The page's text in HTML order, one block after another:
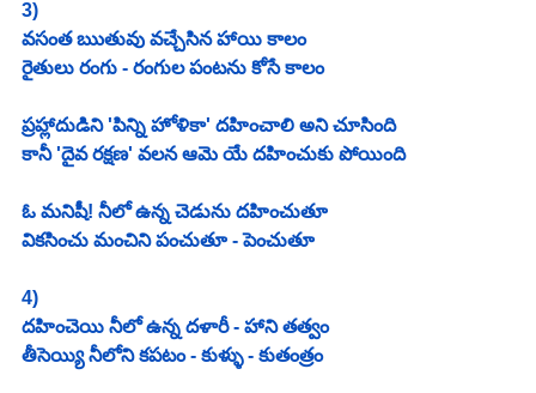
3)
వసంత ఋతువు వచ్చేసిన హాయి కాలం
రైతులు రంగు - రంగుల పంటను కోసే కాలం
ప్రహ్లాదుడిని 'పిన్ని హోళికా' దహించాలి అని చూసింది
కానీ 'దైవ రక్షణ' వలన ఆమె యే దహించుకు పోయింది
ఓ మనిషీ! నీలో ఉన్న చెడును దహించుతూ
వికసించు మంచిని పంచుతూ - పెంచుతూ
4)
దహించెయి నీలో ఉన్న దళారీ - హాని తత్వం
తీసెయ్యి నీలోని కపటం - కుళ్ళు - కుతంత్రం